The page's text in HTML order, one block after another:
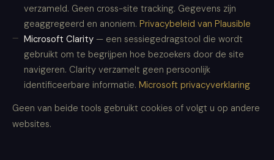
verzameld. Geen cross-site tracking. Gegevens zijn
geaggregeerd en anoniem. Privacybeleid van Plausible
Microsoft Clarity — een sessiegedragstool die wordt
gebruikt om te begrijpen hoe bezoekers door de site
navigeren. Clarity verzamelt geen persoonlijk
identificeerbare informatie. Microsoft privacyverklaring
Geen van beide tools gebruikt cookies of volgt u op andere
websites.